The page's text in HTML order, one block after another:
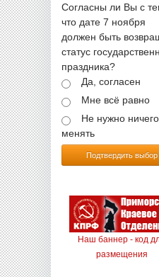
Согласны ли Вы с
что дате 7 ноября
должен быть
статус
праздника?
Да, согласен
Мне всё равно
Не нужно ничего
менять
Подтвердить выбор
Наш баннер - код
размещения